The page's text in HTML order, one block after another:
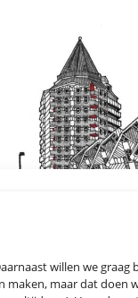
willen we graag
maar dat doen